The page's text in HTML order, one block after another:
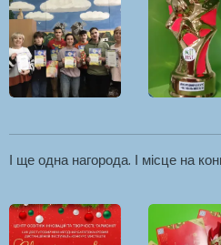
І ще одна нагорода. І місце на